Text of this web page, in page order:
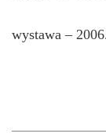
wystawa –